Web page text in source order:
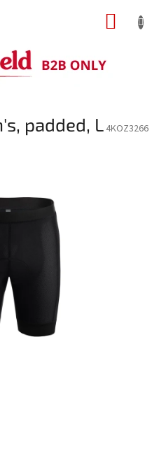
padded, L 4KOZ3266